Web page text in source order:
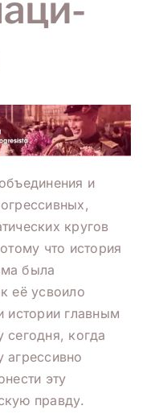
и
кругов
что история
была
её усвоило
истории главным
когда
эту
правду.